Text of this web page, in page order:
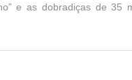
e as dobradiças de 35